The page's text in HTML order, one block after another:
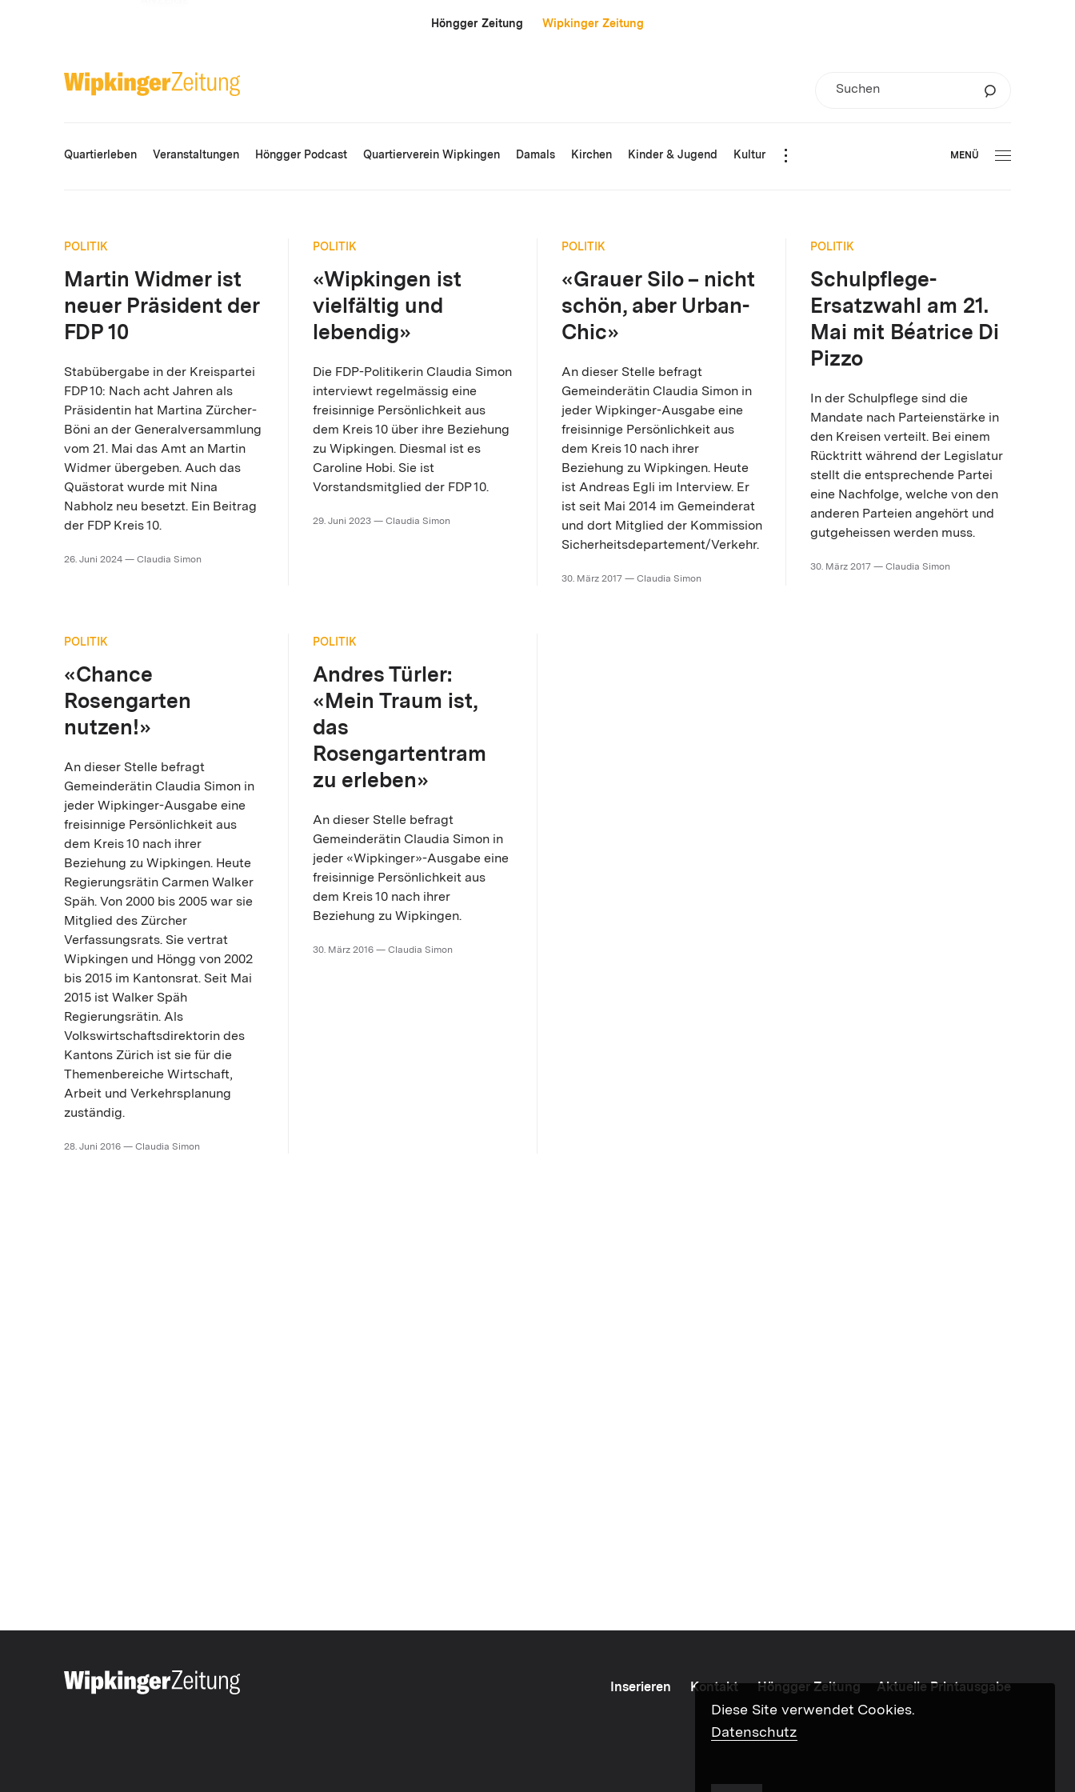
Höngger Zeitung Wipkinger Zeitung
Quartierleben Veranstaltungen Höngger Podcast Quartierverein Wipkingen Damals Kirchen Kinder & Jugend Kultur MENÜ
POLITIK
Martin Widmer ist
neuer Präsident der
FDP 10
Stabübergabe in der Kreispartei
FDP 10: Nach acht Jahren als
Präsidentin hat Martina Zürcher-
Böni an der Generalversammlung
vom 21. Mai das Amt an Martin
Widmer übergeben. Auch das
Quästorat wurde mit Nina
Nabholz neu besetzt. Ein Beitrag
der FDP Kreis 10.
26. Juni 2024 — Claudia Simon
POLITIK
«Wipkingen ist
vielfältig und
lebendig»
Die FDP-Politikerin Claudia Simon
interviewt regelmässig eine
freisinnige Persönlichkeit aus
dem Kreis 10 über ihre Beziehung
zu Wipkingen. Diesmal ist es
Caroline Hobi. Sie ist
Vorstandsmitglied der FDP 10.
29. Juni 2023 — Claudia Simon
POLITIK
«Grauer Silo – nicht
schön, aber Urban-
Chic»
An dieser Stelle befragt
Gemeinderätin Claudia Simon in
jeder Wipkinger-Ausgabe eine
freisinnige Persönlichkeit aus
dem Kreis 10 nach ihrer
Beziehung zu Wipkingen. Heute
ist Andreas Egli im Interview. Er
ist seit Mai 2014 im Gemeinderat
und dort Mitglied der Kommission
Sicherheitsdepartement/Verkehr.
30. März 2017 — Claudia Simon
POLITIK
Schulpflege-
Ersatzwahl am 21.
Mai mit Béatrice Di
Pizzo
In der Schulpflege sind die
Mandate nach Parteienstärke in
den Kreisen verteilt. Bei einem
Rücktritt während der Legislatur
stellt die entsprechende Partei
eine Nachfolge, welche von den
anderen Parteien angehört und
gutgeheissen werden muss.
30. März 2017 — Claudia Simon
POLITIK
«Chance
Rosengarten
nutzen!»
An dieser Stelle befragt
Gemeinderätin Claudia Simon in
jeder Wipkinger-Ausgabe eine
freisinnige Persönlichkeit aus
dem Kreis 10 nach ihrer
Beziehung zu Wipkingen. Heute
Regierungsrätin Carmen Walker
Späh. Von 2000 bis 2005 war sie
Mitglied des Zürcher
Verfassungsrats. Sie vertrat
Wipkingen und Höngg von 2002
bis 2015 im Kantonsrat. Seit Mai
2015 ist Walker Späh
Regierungsrätin. Als
Volkswirtschaftsdirektorin des
Kantons Zürich ist sie für die
Themenbereiche Wirtschaft,
Arbeit und Verkehrsplanung
zuständig.
28. Juni 2016 — Claudia Simon
POLITIK
Andres Türler:
«Mein Traum ist,
das
Rosengartentram
zu erleben»
An dieser Stelle befragt
Gemeinderätin Claudia Simon in
jeder «Wipkinger»-Ausgabe eine
freisinnige Persönlichkeit aus
dem Kreis 10 nach ihrer
Beziehung zu Wipkingen.
30. März 2016 — Claudia Simon
Inserieren Kontakt Höngger Zeitung Aktuelle Printausgabe
Diese Site verwendet Cookies.
Datenschutz